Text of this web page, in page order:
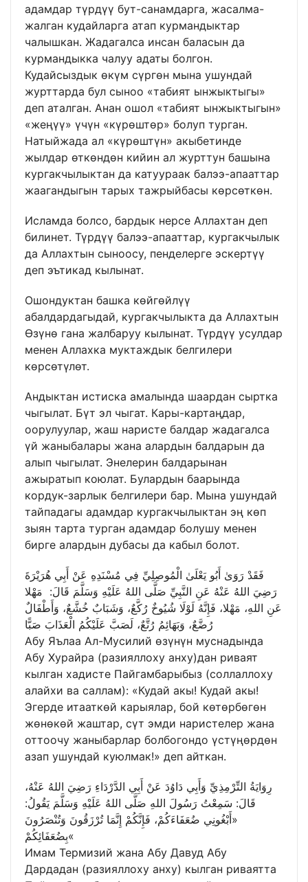
адамдар түрдүү бут-санамдарга, жасалма-
жалган кудайларга атап курмандыктар
чалышкан. Жадагалса инсан баласын да
курмандыкка чалуу адаты болгон.
Кудайсыздык өкүм сүргөн мына ушундай
журттарда бул сыноо «табият ынжыктыгы»
деп аталган. Анан ошол «табият ынжыктыгын»
«жеңүү» үчүн «күрөштөр» болуп турган.
Натыйжада ал «күрөштүн» акыбетинде
жылдар өткөндөн кийин ал журттун башына
кургакчылыктан да катуураак балээ-апааттар
жаагандыгын тарых тажрыйбасы көрсөткөн.
Исламда болсо, бардык нерсе Аллахтан деп
билинет. Түрдүү балээ-апааттар, кургакчылык
да Аллахтын сыноосу, пенделерге эскертүү
деп эътикад кылынат.
Ошондуктан башка көйгөйлүү
абалдардагыдай, кургакчылыкта да Аллахтын
Өзүнө гана жалбаруу кылынат. Түрдүү усулдар
менен Аллахка муктаждык белгилери
көрсөтүлөт.
Андыктан истиска амалында шаардан сыртка
чыгылат. Бүт эл чыгат. Кары-картаңдар,
оорулуулар, жаш наристе балдар жадагалса
үй жаныбалары жана алардын балдарын да
алып чыгылат. Энелерин балдарынан
ажыратып коюлат. Булардын баарында
кордук-зарлык белгилери бар. Мына ушундай
тайпадагы адамдар кургакчылыктан эң көп
зыян тарта турган адамдар болушу менен
бирге алардын дубасы да кабыл болот.
فَقَدْ رَوَىٰ أَبُو يَعْلَىٰ الْمُوصِلِيِّ فِي مُسْنَدِهِ عَنْ أَبِي هُرَيْرَةَ
رَضِيَ اللهُ عَنْهُ عَنِ النَّبِيِّ صَلَّى اللهُ عَلَيْهِ وَسَلَّمَ قَالَ: مَهْلا
عَنِ اللهِ، مَهْلا، فَإِنَّهُ لَوْلَا شُيُوخٌ رُكَّعٌ، وَشَبَابٌ خُشَّعٌ، وَأَطْفَالٌ
رُضَّعٌ، وَبَهَائِمُ رُتَّعٌ، لَصَبَّ عَلَيْكُمُ الْعَذَابَ صَبًّا
Абу Яълаа Ал-Мусилий өзүнүн муснадында
Абу Хурайра (разияллоху анху)дан риваят
кылган хадисте Пайгамбарыбыз (соллаллоху
алайхи ва саллам): «Кудай акы! Кудай акы!
Эгерде итааткөй карыялар, бой көтөрбөгөн
жөнөкөй жаштар, сүт эмди наристелер жана
оттоочу жаныбарлар болбогондо үстүңөрдөн
азап ушундай куюлмак!» деп айткан.
رِوَايَةُ التِّرْمِذِيِّ وَأَبِي دَاوُدَ عَنْ أَبِي الدَّرْدَاءِ رَضِيَ اللهُ عَنْهُ،
قَالَ: سَمِعْتُ رَسُولَ اللهِ صَلَّى اللهُ عَلَيْهِ وَسَلَّمَ يَقُولُ:
«أَبْغُونِي ضُعَفَاءَكُمْ، فَإِنَّكُمْ إِنَّمَا تُرْزَقُونَ وَتُنْصَرُونَ
بِضُعَفَائِكُمْ«
Имам Термизий жана Абу Давуд Абу
Дардадан (разияллоху анху) кылган риваятта